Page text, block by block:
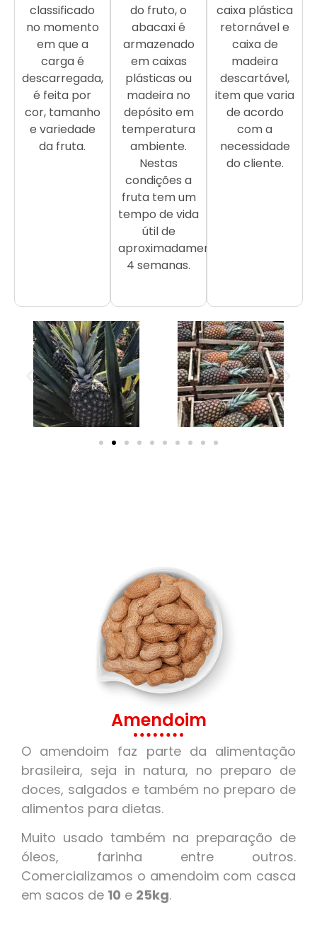
classificado
no momento
em que a
carga é
descarregada,
é feita por
cor, tamanho
e variedade
da fruta.
do fruto, o
abacaxi é
armazenado
em caixas
plásticas ou
madeira no
depósito em
temperatura
ambiente.
Nestas
condições a
fruta tem um
tempo de vida
útil de
aproximadamente
4 semanas.
caixa plástica
retornável e
caixa de
madeira
descartável,
item que varia
de acordo
com a
necessidade
do cliente.
Amendoim
O amendoim faz parte da alimentação
brasileira, seja in natura, no preparo de
doces, salgados e também no preparo de
alimentos para dietas.
Muito usado também na preparação de
óleos, farinha entre outros.
Comercializamos o amendoim com casca
em sacos de 10 e 25kg.